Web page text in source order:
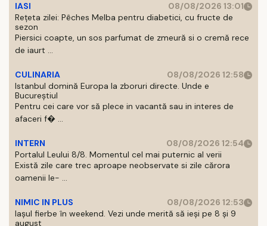
IASI
08/08/2026 13:01
Rețeta zilei: Pêches Melba pentru diabetici, cu fructe de
sezon
Piersici coapte, un sos parfumat de zmeură si o cremă rece
de iaurt ...
CULINARIA
08/08/2026 12:58
Istanbul domină Europa la zboruri directe. Unde e
Bucureștiul
Pentru cei care vor să plece in vacantă sau in interes de
afaceri f� ...
INTERN
08/08/2026 12:54
Portalul Leului 8/8. Momentul cel mai puternic al verii
Există zile care trec aproape neobservate si zile cărora
oamenii le- ...
NIMIC IN PLUS
08/08/2026 12:53
Iașul fierbe în weekend. Vezi unde merită să ieși pe 8 și 9
august